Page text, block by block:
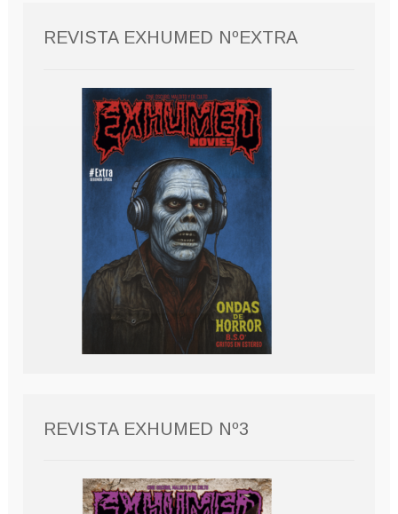
REVISTA EXHUMED NºEXTRA
REVISTA EXHUMED Nº3